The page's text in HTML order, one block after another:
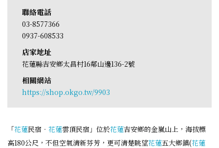
聯絡電話
03-8577366
0937-608533
店家地址
花蓮縣吉安鄉太昌村16鄰山邊136-2號
相關網站
https://shop.okgo.tw/9903
「花蓮民宿‧ 花蓮雲頂民宿」位於花蓮吉安鄉的金嵐山上，海拔標
高180公尺，不但空氣清新芬芳，更可清楚眺望花蓮五大鄉鎮(花蓮